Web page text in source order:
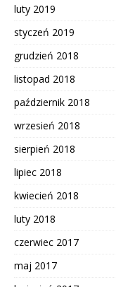
luty 2019
styczeń 2019
grudzień 2018
listopad 2018
październik 2018
wrzesień 2018
sierpień 2018
lipiec 2018
kwiecień 2018
luty 2018
czerwiec 2017
maj 2017